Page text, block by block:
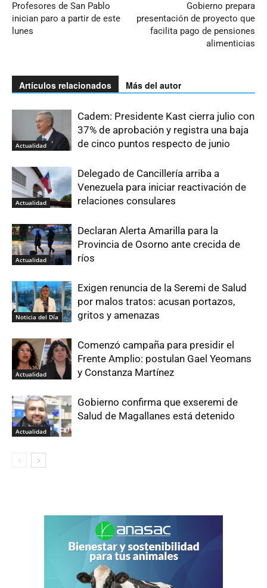
Profesores de San Pablo
inician paro a partir de este
lunes
Gobierno prepara
presentación de proyecto que
facilita pago de pensiones
alimenticias
Artículos relacionados Más del autor
Actualidad
Cadem: Presidente Kast cierra julio con
37% de aprobación y registra una baja
de cinco puntos respecto de junio
Actualidad
Delegado de Cancillería arriba a
Venezuela para iniciar reactivación de
relaciones consulares
Actualidad
Declaran Alerta Amarilla para la
Provincia de Osorno ante crecida de
ríos
Noticia del Día
Exigen renuncia de la Seremi de Salud
por malos tratos: acusan portazos,
gritos y amenazas
Actualidad
Comenzó campaña para presidir el
Frente Amplio: postulan Gael Yeomans
y Constanza Martínez
Actualidad
Gobierno confirma que exseremi de
Salud de Magallanes está detenido